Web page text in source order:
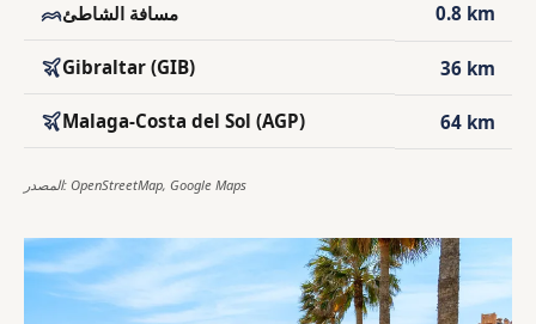
مسافة الشاطئ 0.8 km
Gibraltar (GIB) 36 km
Malaga-Costa del Sol (AGP) 64 km
المصدر: OpenStreetMap, Google Maps